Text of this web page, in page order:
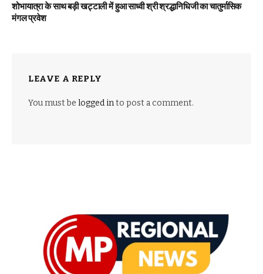
शोभायात्रा के साथ बड़ी खट्टाली में हुआ साध्वी श्री श्रद्धानिधिजी का चातुर्मासिक
मंगल प्रवेश
LEAVE A REPLY
You must be logged into post a comment.